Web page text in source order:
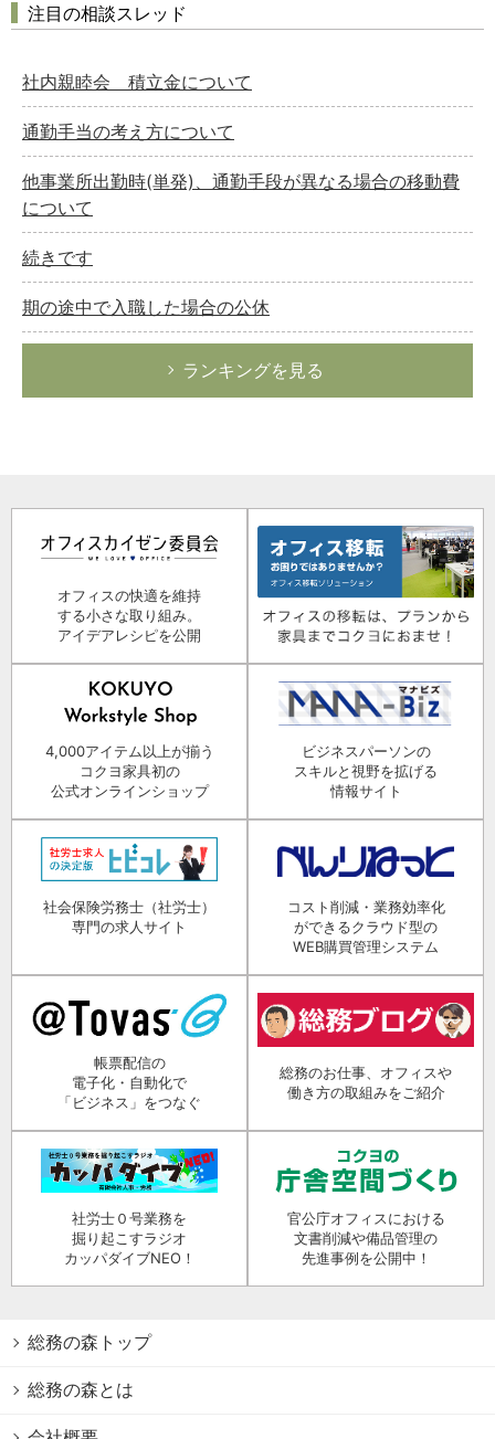
注目の相談スレッド
社内親睦会 積立金について
通勤手当の考え方について
他事業所出勤時(単発)、通勤手段が異なる場合の移動費
について
続きです
期の途中で入職した場合の公休
ランキングを見る
オフィスの快適を維持
する小さな取り組み。
アイデアレシピを公開
4,000アイテム以上が揃う
コクヨ家具初の
公式オンラインショップ
ビジネスパーソンの
スキルと視野を拡げる
情報サイト
社会保険労務士（社労士）
専門の求人サイト
コスト削減・業務効率化
ができるクラウド型の
WEB購買管理システム
帳票配信の
電子化・自動化で
「ビジネス」をつなぐ
総務のお仕事、オフィスや
働き方の取組みをご紹介
社労士０号業務を
掘り起こすラジオ
カッパダイブNEO！
官公庁オフィスにおける
文書削減や備品管理の
先進事例を公開中！
総務の森トップ
総務の森とは